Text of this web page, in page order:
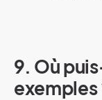
9. Où
exemples